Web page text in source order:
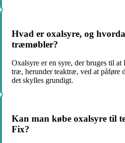
Hvad er oxalsyre, og
træmøbler?
Oxalsyre er en syre, der bruges til
træ, herunder teaktræ, ved at påføre
det skylles grundigt.
Kan man købe oxalsyre til
Fix?